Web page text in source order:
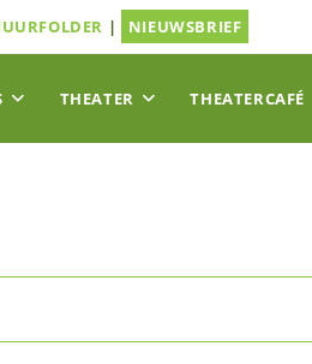
| NIEUWSBRIEF
THEATER THEATERCAFÉ